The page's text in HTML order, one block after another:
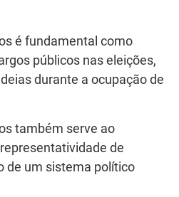
é fundamental como
públicos nas eleições,
durante a ocupação de
também serve ao
de
de um sistema político